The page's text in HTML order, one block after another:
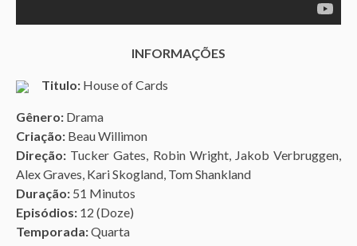
INFORMAÇÕES
Titulo: House of Cards
Gênero: Drama
Criação: Beau Willimon
Direção: Tucker Gates, Robin Wright, Jakob Verbruggen,
Alex Graves, Kari Skogland, Tom Shankland
Duração: 51 Minutos
Episódios: 12 (Doze)
Temporada:Quarta